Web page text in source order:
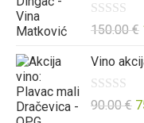
5
o
0
5
n
j
o
0
O
j
e
n
150.00€
Vino
O
90.00€